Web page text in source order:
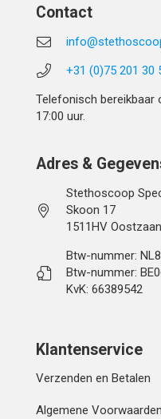
Contact
+31 (0)75 201 30
Telefonisch bereikbaar
17:00 uur.
Adres &
Stethoscoop
Skoon 17
1511HV Oostzaan
Btw-nummer:
Btw-nummer:
KvK: 66389542
Klantenservice
Verzenden en Betalen
Algemene Voorwaarden